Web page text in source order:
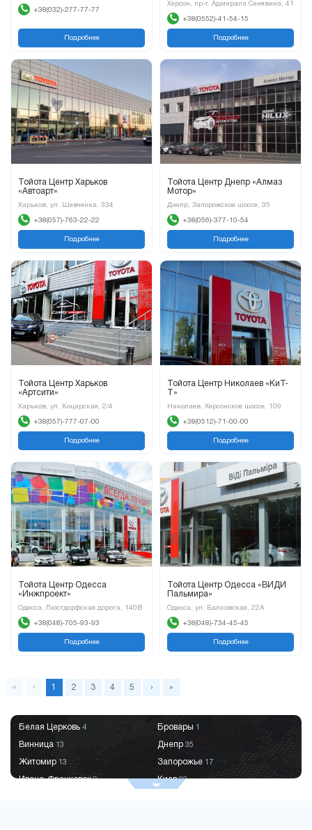
+38(032)-277-77-77
Подробнее
Херсон, пр-т. Адмирала Сенявина, 41
+38(0552)-41-54-15
Подробнее
Тойота Центр Харьков
«Автоарт»
Харьков, ул. Шевченка, 334
+38(057)-763-22-22
Подробнее
Тойота Центр Днепр «Алмаз
Мотор»
Днепр, Запорожское шоссе, 35
+38(056)-377-10-54
Подробнее
Тойота Центр Харьков
«Артсити»
Харьков, ул. Коцарская, 2/4
+38(057)-777-07-00
Подробнее
Тойота Центр Николаев «КиТ-
Т»
Николаев, Херсонское шоссе, 109
+38(0512)-71-00-00
Подробнее
Тойота Центр Одесса
«Инжпроект»
Одесса, Люстдорфская дорога, 140В
+38(048)-705-93-93
Подробнее
Тойота Центр Одесса «ВИДИ
Пальмира»
Одесса, ул. Балковская, 22А
+38(048)-734-45-45
Подробнее
« ‹ 1 2 3 4 5 › »
Белая Церковь 4 Бровары 1
Винница 13 Днепр 35
Житомир 13 Запорожье 17
Ивано-Франковск9 Киев83